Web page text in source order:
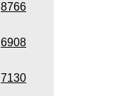
8766
6908
7130